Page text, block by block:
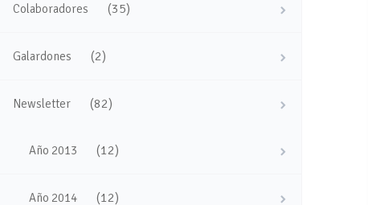
Colaboradores (35)
Galardones (2)
Newsletter (82)
Año 2013 (12)
Año 2014 (12)